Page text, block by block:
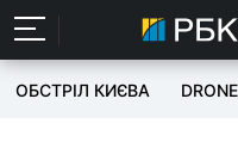
ОБСТРІЛ КИЄВА